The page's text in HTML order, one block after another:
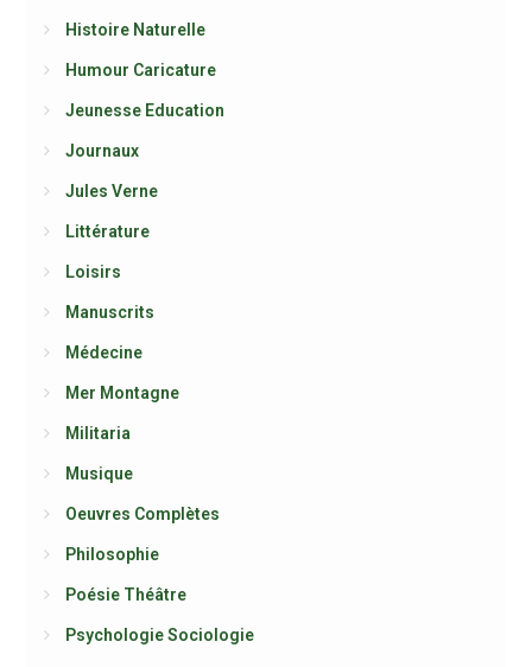
Histoire Naturelle
Humour Caricature
Jeunesse Education
Journaux
Jules Verne
Littérature
Loisirs
Manuscrits
Médecine
Mer Montagne
Militaria
Musique
Oeuvres Complètes
Philosophie
Poésie Théâtre
Psychologie Sociologie